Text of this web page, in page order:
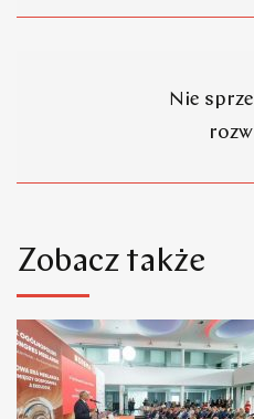
Nie
Zobacz także